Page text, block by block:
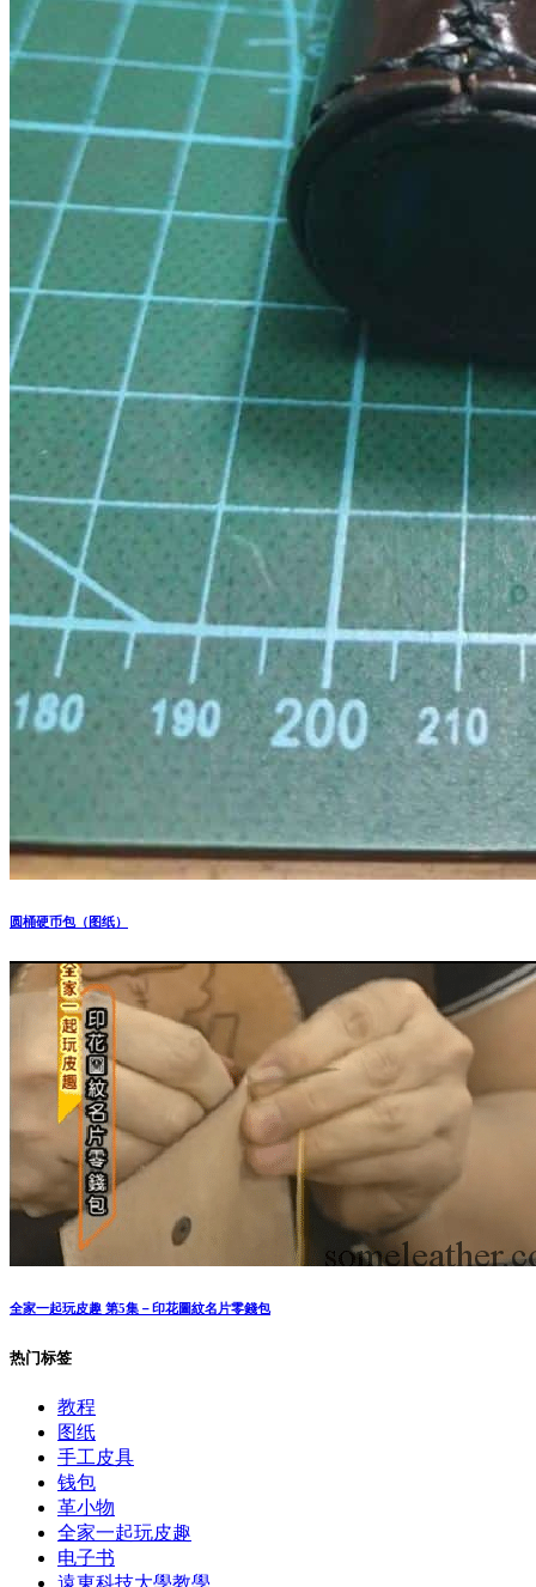
圆桶硬币包（图纸）
全家一起玩皮趣 第5集－印花圖紋名片零錢包
热门标签
教程
图纸
手工皮具
钱包
革小物
全家一起玩皮趣
电子书
遠東科技大學教學